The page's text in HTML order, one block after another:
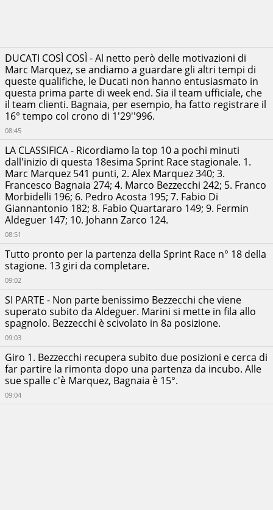
Giro 1. Bezzecchi recupera subito due posizioni e cerca di
far partire la rimonta dopo una partenza da incubo. Alle
sue spalle c'è Marquez, Bagnaia è 15°.
09:04
SI PARTE - Non parte benissimo Bezzecchi che viene
superato subito da Aldeguer. Marini si mette in fila allo
spagnolo. Bezzecchi è scivolato in 8a posizione.
09:03
Tutto pronto per la partenza della Sprint Race n° 18 della
stagione. 13 giri da completare.
09:02
LA CLASSIFICA - Ricordiamo la top 10 a pochi minuti
dall'inizio di questa 18esima Sprint Race stagionale. 1.
Marc Marquez 541 punti, 2. Alex Marquez 340; 3.
Francesco Bagnaia 274; 4. Marco Bezzecchi 242; 5. Franco
Morbidelli 196; 6. Pedro Acosta 195; 7. Fabio Di
Giannantonio 182; 8. Fabio Quartararo 149; 9. Fermin
Aldeguer 147; 10. Johann Zarco 124.
08:51
DUCATI COSÌ COSÌ - Al netto però delle motivazioni di
Marc Marquez, se andiamo a guardare gli altri tempi di
queste qualifiche, le Ducati non hanno entusiasmato in
questa prima parte di week end. Sia il team ufficiale, che
il team clienti. Bagnaia, per esempio, ha fatto registrare il
16° tempo col crono di 1'29''996.
08:45
Jack
Miller
Prima
Pramac
Racing
+00:00:15.905
Alex
Rins
Monster
Yamaha
MotoGP
Team
Luca
Marini
Honda
HRC
Castrol
+00:00:17.621
Francesco
Ducati
Lenovo
Team
+00:00:29.393
Energy
Yamaha
MotoGP
Team
RITIRATO
Zarco
LCR
Honda
RITIRATO
Pedro
Red